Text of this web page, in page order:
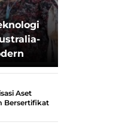
Aset
Bersertifikat